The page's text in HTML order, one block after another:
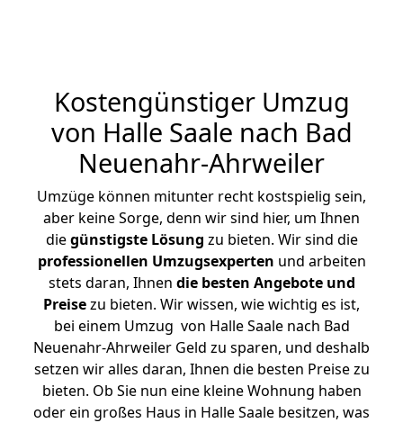
Kostengünstiger Umzug
von Halle Saale nach Bad
Neuenahr-Ahrweiler
Umzüge können mitunter recht kostspielig sein,
aber keine Sorge, denn wir sind hier, um Ihnen
diegünstigste Lösung zu bieten. Wir sind die
professionellen Umzugsexperten und arbeiten
stets daran, Ihnen die besten Angebote und
Preisezu bieten. Wir wissen, wie wichtig es ist,
bei einem Umzug von Halle Saale nach Bad
Neuenahr-Ahrweiler Geld zu sparen, und deshalb
setzen wir alles daran, Ihnen die besten Preise zu
bieten. Ob Sie nun eine kleine Wohnung haben
oder ein großes Haus in Halle Saale besitzen, was